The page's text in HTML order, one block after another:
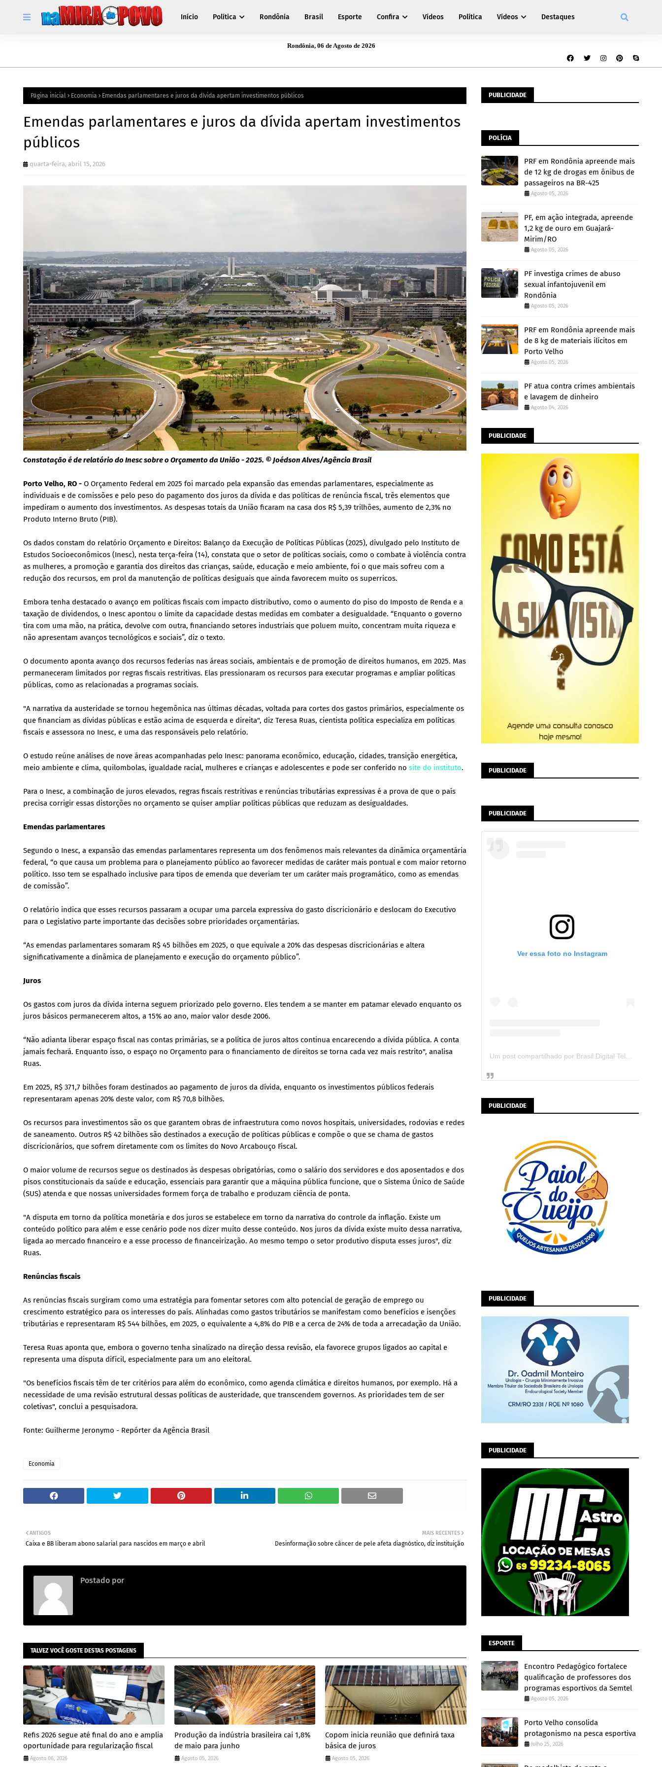
Início Política Rondônia Brasil Esporte Confira Vídeos Política Vídeos Destaques
Rondônia, 06 de Agosto de 2026
Página inicial Economia Emendas parlamentares e juros da dívida apertam investimentos públicos
Emendas parlamentares e juros da dívida apertam investimentos
públicos
quarta-feira, abril 15, 2026
Constatação é de relatório do Inesc sobre o Orçamento da União - 2025. © Joédson Alves/Agência Brasil
Porto Velho, RO - O Orçamento Federal em 2025 foi marcado pela expansão das emendas parlamentares, especialmente as
individuais e de comissões e pelo peso do pagamento dos juros da dívida e das políticas de renúncia fiscal, três elementos que
impediram o aumento dos investimentos. As despesas totais da União ficaram na casa dos R$ 5,39 trilhões, aumento de 2,3% no
Produto Interno Bruto (PIB).
Os dados constam do relatório Orçamento e Direitos: Balanço da Execução de Políticas Públicas (2025), divulgado pelo Instituto de
Estudos Socioeconômicos (Inesc), nesta terça-feira (14), constata que o setor de políticas sociais, como o combate à violência contra
as mulheres, a promoção e garantia dos direitos das crianças, saúde, educação e meio ambiente, foi o que mais sofreu com a
redução dos recursos, em prol da manutenção de políticas desiguais que ainda favorecem muito os superricos.
Embora tenha destacado o avanço em políticas fiscais com impacto distributivo, como o aumento do piso do Imposto de Renda e a
taxação de dividendos, o Inesc apontou o limite da capacidade destas medidas em combater a desigualdade. “Enquanto o governo
tira com uma mão, na prática, devolve com outra, financiando setores industriais que poluem muito, concentram muita riqueza e
não apresentam avanços tecnológicos e sociais”, diz o texto.
O documento aponta avanço dos recursos federias nas áreas sociais, ambientais e de promoção de direitos humanos, em 2025. Mas
permaneceram limitados por regras fiscais restritivas. Elas pressionaram os recursos para executar programas e ampliar políticas
públicas, como as relacionadas a programas sociais.
"A narrativa da austeridade se tornou hegemônica nas últimas décadas, voltada para cortes dos gastos primários, especialmente os
que financiam as dívidas públicas e estão acima de esquerda e direita", diz Teresa Ruas, cientista política especializa em políticas
fiscais e assessora no Inesc, e uma das responsáveis pelo relatório.
O estudo reúne análises de nove áreas acompanhadas pelo Inesc: panorama econômico, educação, cidades, transição energética,
meio ambiente e clima, quilombolas, igualdade racial, mulheres e crianças e adolescentes e pode ser conferido no site do instituto.
Para o Inesc, a combinação de juros elevados, regras fiscais restritivas e renúncias tributárias expressivas é a prova de que o país
precisa corrigir essas distorções no orçamento se quiser ampliar políticas públicas que reduzam as desigualdades.
Emendas parlamentares
Segundo o Inesc, a expansão das emendas parlamentares representa um dos fenômenos mais relevantes da dinâmica orçamentária
federal, “o que causa um problema para o planejamento público ao favorecer medidas de caráter mais pontual e com maior retorno
político. Isso tem se espalhado inclusive para tipos de emenda que deveriam ter um caráter mais programático, como as emendas
de comissão”.
O relatório indica que esses recursos passaram a ocupar uma parcela expressiva do gasto discricionário e deslocam do Executivo
para o Legislativo parte importante das decisões sobre prioridades orçamentárias.
“As emendas parlamentares somaram R$ 45 bilhões em 2025, o que equivale a 20% das despesas discricionárias e altera
significativamente a dinâmica de planejamento e execução do orçamento público”.
Juros
Os gastos com juros da dívida interna seguem priorizado pelo governo. Eles tendem a se manter em patamar elevado enquanto os
juros básicos permanecerem altos, a 15% ao ano, maior valor desde 2006.
“Não adianta liberar espaço fiscal nas contas primárias, se a política de juros altos continua encarecendo a dívida pública. A conta
jamais fechará. Enquanto isso, o espaço no Orçamento para o financiamento de direitos se torna cada vez mais restrito", analisa
Ruas.
Em 2025, R$ 371,7 bilhões foram destinados ao pagamento de juros da dívida, enquanto os investimentos públicos federais
representaram apenas 20% deste valor, com R$ 70,8 bilhões.
Os recursos para investimentos são os que garantem obras de infraestrutura como novos hospitais, universidades, rodovias e redes
de saneamento. Outros R$ 42 bilhões são destinados a execução de políticas públicas e compõe o que se chama de gastos
discricionários, que sofrem diretamente com os limites do Novo Arcabouço Fiscal.
O maior volume de recursos segue os destinados às despesas obrigatórias, como o salário dos servidores e dos aposentados e dos
pisos constitucionais da saúde e educação, essenciais para garantir que a máquina pública funcione, que o Sistema Único de Saúde
(SUS) atenda e que nossas universidades formem força de trabalho e produzam ciência de ponta.
"A disputa em torno da política monetária e dos juros se estabelece em torno da narrativa do controle da inflação. Existe um
conteúdo político para além e esse cenário pode nos dizer muito desse conteúdo. Nos juros da dívida existe muito dessa narrativa,
ligada ao mercado financeiro e a esse processo de financeirização. Ao mesmo tempo o setor produtivo disputa esses juros", diz
Ruas.
Renúncias fiscais
As renúncias fiscais surgiram como uma estratégia para fomentar setores com alto potencial de geração de emprego ou
crescimento estratégico para os interesses do país. Alinhadas como gastos tributários se manifestam como benefícios e isenções
tributárias e representaram R$ 544 bilhões, em 2025, o equivalente a 4,8% do PIB e a cerca de 24% de toda a arrecadação da União.
Teresa Ruas aponta que, embora o governo tenha sinalizado na direção dessa revisão, ela favorece grupos ligados ao capital e
representa uma disputa difícil, especialmente para um ano eleitoral.
"Os benefícios fiscais têm de ter critérios para além do econômico, como agenda climática e direitos humanos, por exemplo. Há a
necessidade de uma revisão estrutural dessas políticas de austeridade, que transcendem governos. As prioridades tem de ser
coletivas", conclui a pesquisadora.
Fonte: Guilherme Jeronymo - Repórter da Agência Brasil
Economia
MAIS RECENTES
Desinformação sobre câncer de pele afeta diagnóstico, diz instituição
ANTIGOS
Caixa e BB liberam abono salarial para nascidos em março e abril
Postado por
TALVEZ VOCÊ GOSTE DESTAS POSTAGENS
Refis 2026 segue até final do ano e amplia
oportunidade para regularização fiscal
Agosto 06, 2026
Produção da indústria brasileira cai 1,8%
de maio para junho
Agosto 05, 2026
Copom inicia reunião que definirá taxa
básica de juros
Agosto 05, 2026
PUBLICIDADE
POLÍCIA
PRF em Rondônia apreende mais
de 12 kg de drogas em ônibus de
passageiros na BR-425
Agosto 05, 2026
PF, em ação integrada, apreende
1,2 kg de ouro em Guajará-
Mirim/RO
Agosto 05, 2026
PF investiga crimes de abuso
sexual infantojuvenil em
Rondônia
Agosto 05, 2026
PRF em Rondônia apreende mais
de 8 kg de materiais ilícitos em
Porto Velho
Agosto 05, 2026
PF atua contra crimes ambientais
e lavagem de dinheiro
Agosto 04, 2026
PUBLICIDADE
PUBLICIDADE
PUBLICIDADE
Ver essa foto no Instagram
PUBLICIDADE
PUBLICIDADE
PUBLICIDADE
ESPORTE
Encontro Pedagógico fortalece
qualificação de professores dos
programas esportivos da Semtel
Agosto 05, 2026
Porto Velho consolida
protagonismo na pesca esportiva
Julho 25, 2026